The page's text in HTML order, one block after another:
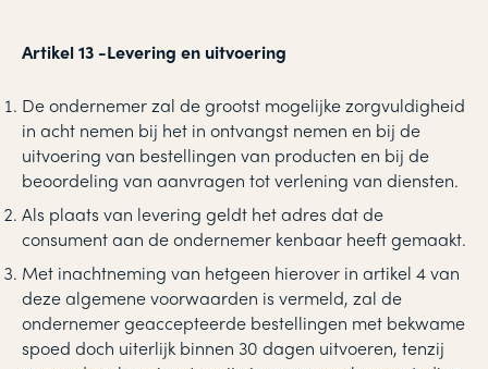
Artikel 13 -Levering en uitvoering
De ondernemer zal de grootst mogelijke zorgvuldigheid
in acht nemen bij het in ontvangst nemen en bij de
uitvoering van bestellingen van producten en bij de
beoordeling van aanvragen tot verlening van diensten.
Als plaats van levering geldt het adres dat de
consument aan de ondernemer kenbaar heeft gemaakt.
Met inachtneming van hetgeen hierover in artikel 4 van
deze algemene voorwaarden is vermeld, zal de
ondernemer geaccepteerde bestellingen met bekwame
spoed doch uiterlijk binnen 30 dagen uitvoeren, tenzij